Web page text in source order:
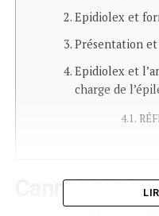
Epidiolex et
Présentation
Epidiolex et
charge de
Cannabidiol